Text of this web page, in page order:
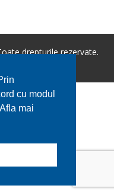
cu modul
mai
drepturile rezervate.